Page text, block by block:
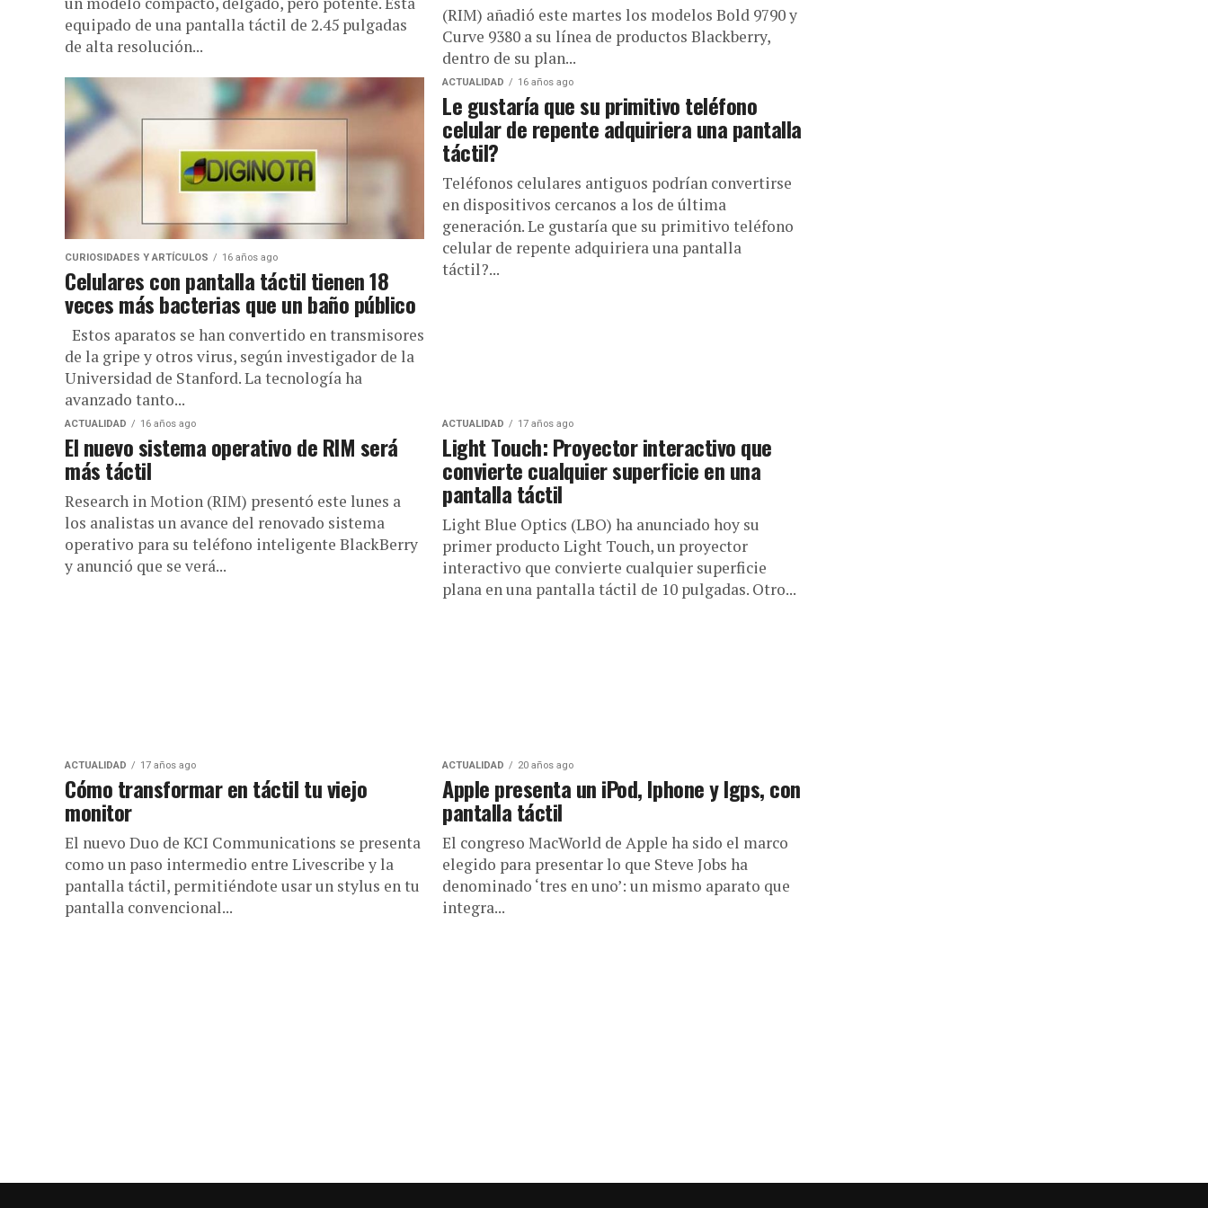
equipado de una pantalla táctil de 2.45 pulgadas
de alta resolución...
(RIM) añadió este martes los modelos Bold 9790 y
Curve 9380 a su línea de productos Blackberry,
dentro de su plan...
CURIOSIDADES Y ARTÍCULOS 16 años ago
Celulares con pantalla táctil tienen 18
veces más bacterias que un baño público
Estos aparatos se han convertido en transmisores
de la gripe y otros virus, según investigador de la
Universidad de Stanford. La tecnología ha
avanzado tanto...
ACTUALIDAD 16 años ago
Le gustaría que su primitivo teléfono
celular de repente adquiriera una pantalla
táctil?
Teléfonos celulares antiguos podrían convertirse
en dispositivos cercanos a los de última
generación. Le gustaría que su primitivo teléfono
celular de repente adquiriera una pantalla
táctil?...
ACTUALIDAD 16 años ago
El nuevo sistema operativo de RIM será
más táctil
Research in Motion (RIM) presentó este lunes a
los analistas un avance del renovado sistema
operativo para su teléfono inteligente BlackBerry
y anunció que se verá...
ACTUALIDAD 17 años ago
Light Touch: Proyector interactivo que
convierte cualquier superficie en una
pantalla táctil
Light Blue Optics (LBO) ha anunciado hoy su
primer producto Light Touch, un proyector
interactivo que convierte cualquier superficie
plana en una pantalla táctil de 10 pulgadas. Otro...
ACTUALIDAD 17 años ago
Cómo transformar en táctil tu viejo
monitor
El nuevo Duo de KCI Communications se presenta
como un paso intermedio entre Livescribe y la
pantalla táctil, permitiéndote usar un stylus en tu
pantalla convencional...
ACTUALIDAD 20 años ago
Apple presenta un iPod, Iphone y Igps, con
pantalla táctil
El congreso MacWorld de Apple ha sido el marco
elegido para presentar lo que Steve Jobs ha
denominado ‘tres en uno’: un mismo aparato que
integra...